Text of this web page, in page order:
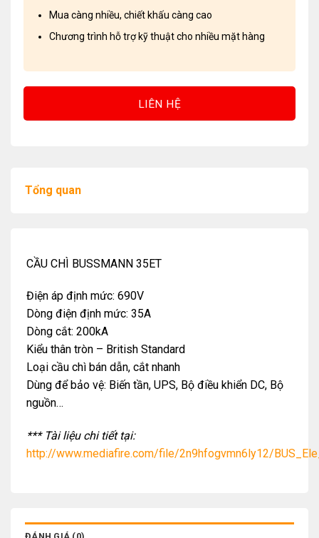
Mua càng nhiều, chiết khấu càng cao
Chương trình hỗ trợ kỹ thuật cho nhiều mặt hàng
LIÊN HỆ
Tổng quan
CẦU CHÌ BUSSMANN 35ET
Điện áp định mức: 690V
Dòng điện định mức: 35A
Dòng cắt: 200kA
Kiểu thân tròn – British Standard
Loại cầu chì bán dẫn, cắt nhanh
Dùng để bảo vệ: Biến tần, UPS, Bộ điều khiển DC, Bộ
nguồn…
*** Tài liệu chi tiết tại:
http://www.mediafire.com/file/2n9hfogvmn6ly12/